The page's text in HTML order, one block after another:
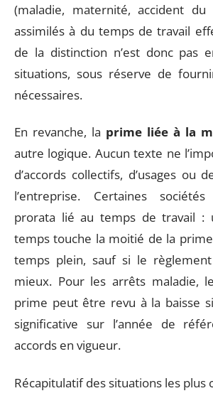
(maladie, maternité, accident
assimilés à du temps de travail
de la distinction n’est donc pas
situations, sous réserve de
nécessaires.
En revanche, la prime liée à la
autre logique. Aucun texte ne
d’accords collectifs, d’usages ou
l’entreprise. Certaines
prorata lié au temps de travail :
temps touche la moitié de la
temps plein, sauf si le
mieux. Pour les arrêts maladie,
prime peut être revu à la baisse
significative sur l’année de
accords en vigueur.
Récapitulatif des situations les plus